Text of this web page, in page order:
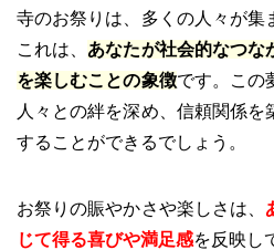
寺のお祭りは、多くの人々が集
これは、 あなたが社会的なつな
を楽しむことの象徴です。この
人々との絆を深め、信頼関係
することができるでしょう。
お祭りの賑やかさや楽しさは、
じて得る喜びや満足感を反映し